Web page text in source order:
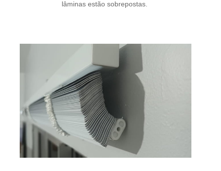
lâminas estão sobrepostas.